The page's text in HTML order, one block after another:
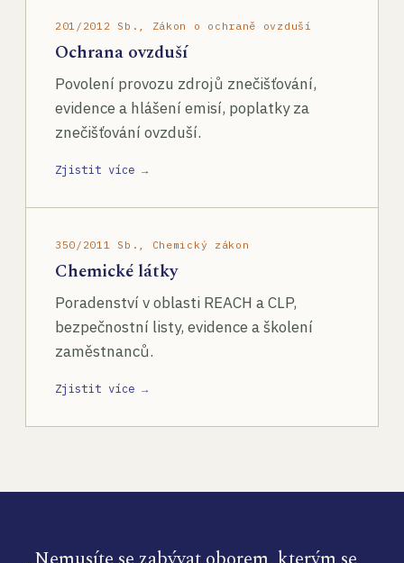
201/2012 Sb., Zákon o ochraně ovzduší
Ochrana ovzduší
Povolení provozu zdrojů znečišťování,
evidence a hlášení emisí, poplatky za
znečišťování ovzduší.
Zjistit více →
350/2011 Sb., Chemický zákon
Chemické látky
Poradenství v oblasti REACH a CLP,
bezpečnostní listy, evidence a školení
zaměstnanců.
Zjistit více →